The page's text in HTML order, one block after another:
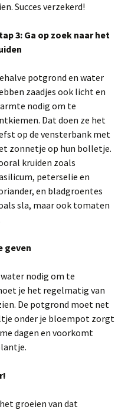
Succes verzekerd!
3: Ga op zoek naar het
potgrond en water
zaadjes ook licht en
nodig om te
Dat doen ze het
op de vensterbank met
zonnetje op hun bolletje.
kruiden zoals
peterselie en
en bladgroentes
sla, maar ook tomaten
geven
nodig om te
je het regelmatig van
De potgrond moet net
onder je bloempot zorgt
dagen en voorkomt
groeien van dat